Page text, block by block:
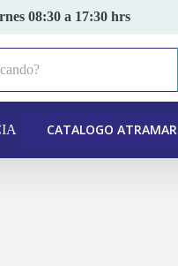
08:30 a 17:30 hrs
CATALOGO ATRAMAR